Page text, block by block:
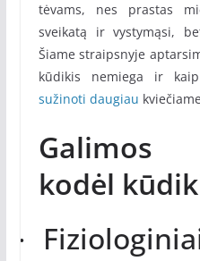
tėvams, nes prastas
sveikatą ir vystymąsi,
Šiame straipsnyje
kūdikis nemiega ir
sužinoti daugiau
Galimos
kodėl
·